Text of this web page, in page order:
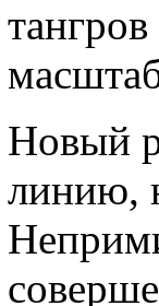
Новый
линию,